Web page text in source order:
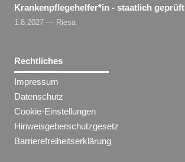
Krankenpflegehelfer​*in - staatlich geprüft
1.8.2027 — Riesa
Rechtliches
Impressum
Datenschutz
Cookie-Einstellungen
Hinweisgeberschutzgesetz
Barrierefreiheitserklärung